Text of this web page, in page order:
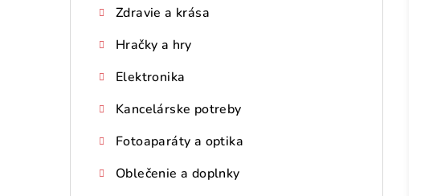
Zdravie a krása
Hračky a hry
Elektronika
Kancelárske potreby
Fotoaparáty a optika
Oblečenie a doplnky